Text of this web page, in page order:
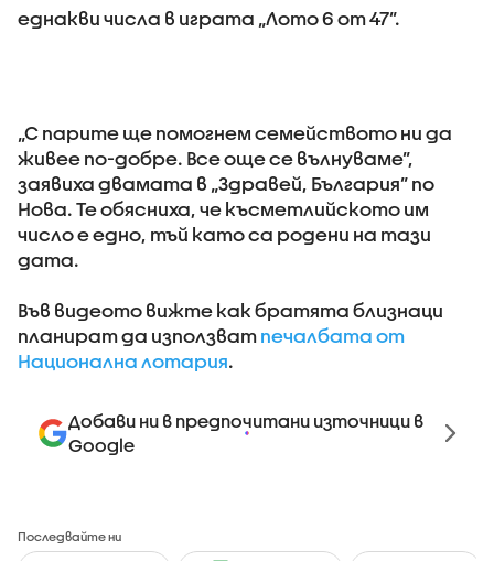
еднакви числа в играта „Лото 6 от 47”.
„С парите ще помогнем семейството ни да
живее по-добре. Все още се вълнуваме”,
заявиха двамата в „Здравей, България” по
Нова. Те обясниха, че късметлийското им
число е едно, тъй като са родени на тази
дата.
Във видеото вижте как братята близнаци
планират да използват печалбата от
Национална лотария.
Добави ни в предпочитани източници в
Google
Последвайте ни